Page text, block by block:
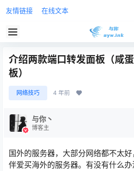
友情链接 在线文本
介绍两款端口转发面板（咸
板）
网络技巧 4 年前
与你丶
博客主
国外的服务器，大部分网络都不太
伴爱买海外的服务器。有没有什么